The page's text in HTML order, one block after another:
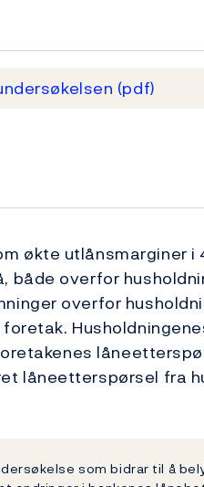
(pdf)
økte utlånsmarginer i
både overfor
overfor
låneetterspørsel fra
som bidrar til å